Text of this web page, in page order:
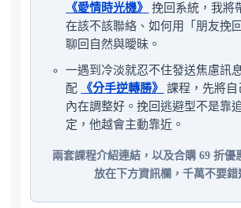
《愛情時光機》
挽回系統，我將
在該不該聯絡、如何用「朋友挽
聊回自然與曖昧。
一遇到冷淡就忍不住發送焦慮訊
配
《分手逆轉勝》
課程，先將
內在調整好。挽回逃避型不是靠
定，他越會主動靠近。
兩套課程介紹連結，以及合購 69 折優
放在下方資訊欄，千萬不要錯